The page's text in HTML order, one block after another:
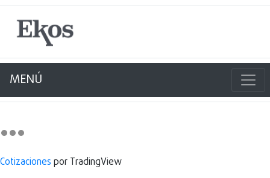
MENÚ
Cotizaciones por TradingView